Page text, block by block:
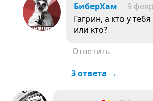
БиберХам 9
Гагрин, а кто у
или кто?
Ответить
3 ответа →